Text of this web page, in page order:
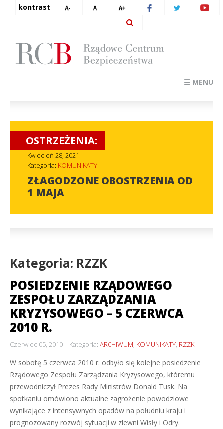
kontrast
☰ MENU
OSTRZEŻENIA:
Kwiecień 28, 2021
Kategoria: KOMUNIKATY
ZŁAGODZONE OBOSTRZENIA OD
1 MAJA
Kategoria: RZZK
POSIEDZENIE RZĄDOWEGO
ZESPOŁU ZARZĄDZANIA
KRYZYSOWEGO – 5 CZERWCA
2010 R.
Czerwiec 05, 2010 Kategoria: ARCHIWUM, KOMUNIKATY, RZZK
W sobotę 5 czerwca 2010 r. odbyło się kolejne posiedzenie
Rządowego Zespołu Zarządzania Kryzysowego, któremu
przewodniczył Prezes Rady Ministrów Donald Tusk. Na
spotkaniu omówiono aktualne zagrożenie powodziowe
wynikające z intensywnych opadów na południu kraju i
prognozowany rozwój sytuacji w zlewni Wisły i Odry.